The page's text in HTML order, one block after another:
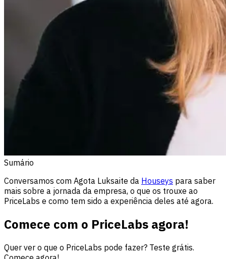
Sumário
Conversamos com Agota Luksaite da Houseys para saber
mais sobre a jornada da empresa, o que os trouxe ao
PriceLabs e como tem sido a experiência deles até agora.
Comece com o PriceLabs agora!
Quer ver o que o PriceLabs pode fazer? Teste grátis.